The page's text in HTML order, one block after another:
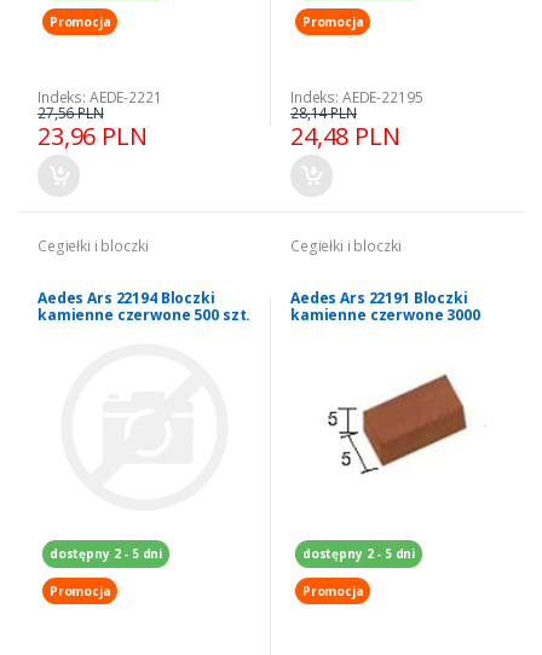
Promocja
Indeks: AEDE-2221
23,96 PLN
27,56 PLN
Promocja
Indeks: AEDE-22195
24,48 PLN
28,14 PLN
Cegiełki i bloczki
Aedes Ars 22194 Bloczki
kamienne czerwone 500 szt.
dostępny 2 - 5 dni
Promocja
Cegiełki i bloczki
Aedes Ars 22191 Bloczki
kamienne czerwone 3000
dostępny 2 - 5 dni
Promocja